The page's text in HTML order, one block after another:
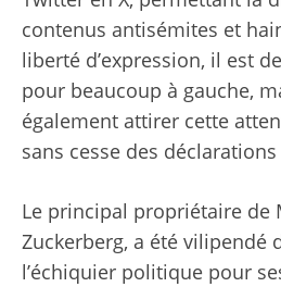
contenus antisémites et
liberté d’expression, il est
pour beaucoup à gauche,
également attirer cette
sans cesse des
Le principal propriétaire de
Zuckerberg, a été vilipendé
l’échiquier politique pour